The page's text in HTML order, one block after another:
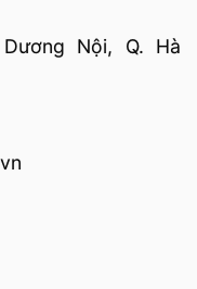
Nội, Q. Hà